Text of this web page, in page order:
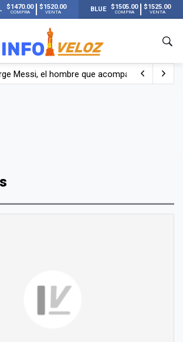
$1470.00
COMPRA
$1520.00
VENTA BLUE $1505.00
COMPRA
$1525.00
VENTA
Messi, el hombre que acompañó a Lionel